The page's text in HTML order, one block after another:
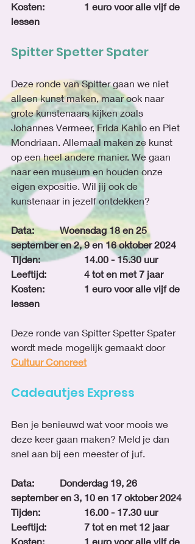
Kosten: 		1 euro voor alle vijf de
lessen
Spitter Spetter Spater
Deze ronde van Spitter gaan we niet
alleen kunst maken, maar ook naar
grote kunstenaars kijken zoals
Johannes Vermeer, Frida Kahlo en Piet
Mondriaan. Allemaal maken ze kunst
op een heel andere manier. We gaan
naar een museum en houden onze
eigen expositie. Wil jij ook de
kunstenaar in jezelf ontdekken?
Data:		Woensdag 18 en 25
september en 2, 9 en 16 oktober 2024
Tijden:		14.00 - 15.30 uur
Leeftijd: 		4 tot en met 7 jaar
Kosten: 		1 euro voor alle vijf de
lessen
Deze ronde van Spitter Spetter Spater
wordt mede mogelijk gemaakt door
Cultuur Concreet
Cadeautjes Express
Ben je benieuwd wat voor moois we
deze keer gaan maken? Meld je dan
snel aan bij een meester of juf.
Data:		Donderdag 19, 26
september en 3, 10 en 17 oktober 2024
Tijden:		16.00 - 17.30 uur
Leeftijd: 		7 tot en met 12 jaar
Kosten: 		1 euro voor alle vijf de